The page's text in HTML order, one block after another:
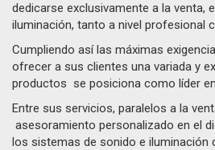
dedicarse exclusivamente a la venta,
iluminación, tanto a nivel profesional
Cumpliendo así las máximas
ofrecer a sus clientes una variada y
productos se posiciona como líder
Entre sus servicios, paralelos a la
asesoramiento personalizado en el
los sistemas de sonido e iluminación